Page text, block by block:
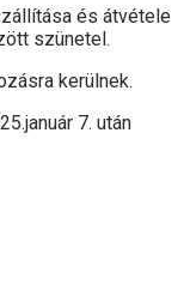
és átvétele
szünetel.
kerülnek.
7. után